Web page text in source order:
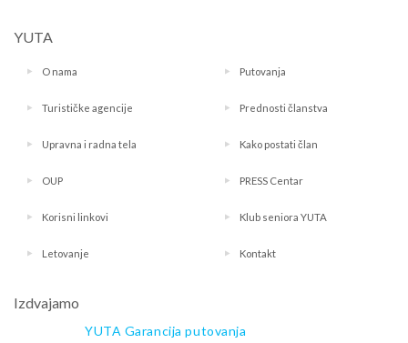
YUTA
O nama Putovanja
Turističke agencije Prednosti članstva
Upravna i radna tela Kako postati član
OUP PRESS Centar
Korisni linkovi Klub seniora YUTA
Letovanje Kontakt
Izdvajamo
YUTA Garancija putovanja